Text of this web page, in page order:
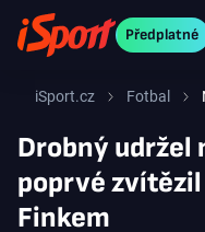
Předplatné
iSport.cz Fotbal
Drobný udržel
poprvé
Finkem